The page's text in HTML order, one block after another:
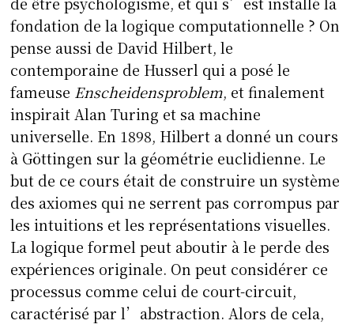
fondation de la logique computationnelle ? On
pense aussi de David Hilbert, le
contemporaine de Husserl qui a posé le
fameuse Enscheidensproblem, et finalement
inspirait Alan Turing et sa machine
universelle. En 1898, Hilbert a donné un cours
à Göttingen sur la géométrie euclidienne. Le
but de ce cours était de construire un système
des axiomes qui ne serrent pas corrompus par
les intuitions et les représentations visuelles.
La logique formel peut aboutir à le perde des
expériences originale. On peut considérer ce
processus comme celui de court-circuit,
caractérisé par l’abstraction. Alors de cela,